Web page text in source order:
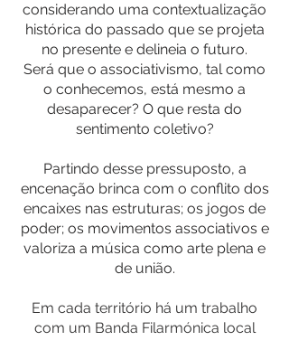
considerando uma contextualização
histórica do passado que se projeta
no presente e delineia o futuro.
Será que o associativismo, tal como
o conhecemos, está mesmo a
desaparecer? O que resta do
sentimento coletivo?
Partindo desse pressuposto, a
encenação brinca com o conflito dos
encaixes nas estruturas; os jogos de
poder; os movimentos associativos e
valoriza a música como arte plena e
de união.
Em cada território há um trabalho
com um Banda Filarmónica local